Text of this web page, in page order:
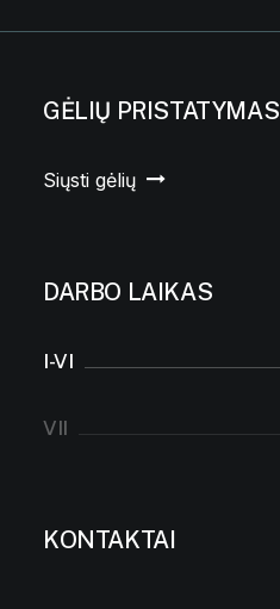
GĖLIŲ PRISTATYMAS
Siųsti gėlių
DARBO LAIKAS
I-VI
VII
KONTAKTAI